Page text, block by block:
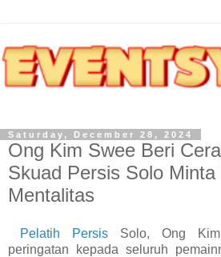
Saturday, December 28, 2024
Ong Kim Swee Beri
Skuad Persis Solo
Mentalitas
Pelatih Persis Solo, Ong Kim
peringatan kepada seluruh